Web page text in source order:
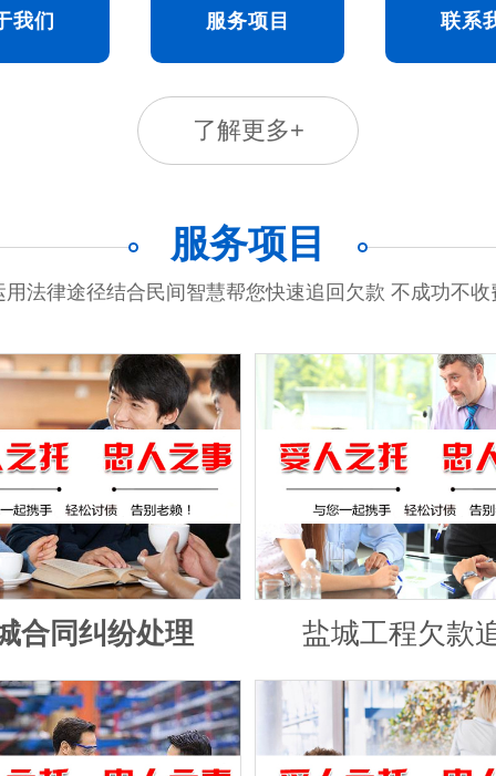
我们 服务项目 联系
了解更多+
服务项目
用法律途径结合民间智慧帮您快速追回欠款 不成功不收
合同纠纷处理 盐城工程欠款